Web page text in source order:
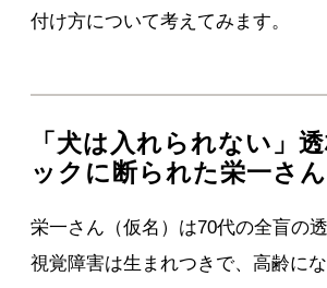
付け方について考えてみます。
「犬は入れられない」
ックに断られた栄一さん
栄一さん（仮名）は70代の全盲の透
視覚障害は生まれつきで、高齢に